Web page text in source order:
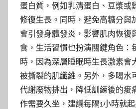
蛋白質，例如乳清蛋白、豆漿或
修復生長。同時，避免高糖分與
會引發身體發炎，影響肌肉恢復
食，生活習慣也扮演關鍵角色：
時，因為深層睡眠時生長激素會
被撕裂的肌纖維。另外，多喝水
代謝廢物排出，降低訓練後的痠
作需要久坐，建議每隔1小時就